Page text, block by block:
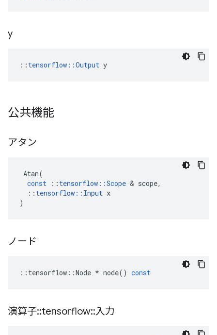
y
:: tensorflow::Output y
公共機能
アタン
Atan(
const
:: tensorflow ::Scope & scope,
:: tensorflow :: Input x
)
ノード
:: tensorflow ::Node * node() const
演算子::tensorflow::入力